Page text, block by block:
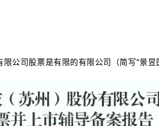
公司股票是有限的有限公司（简写“景昱‍